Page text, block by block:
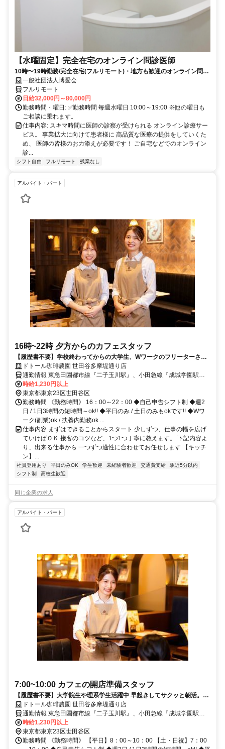
【水曜固定】完全在宅のオンライン問診医師
10時〜19時勤務/完全在宅(フルリモート)・地方も歓迎のオンライン問診
業務一般社団法人博愛会
フルリモート
日給32,000円～80,000円
勤務時間・曜日: ✅勤務時間 毎週水曜日 10:00～19:00 ※他の曜日も
ご相談に乗れます。
仕事内容: スキマ時間に医師の診察が受けられる オンライン診療サー
ビス。 事業拡大に向けて患者様に 高品質な医療の提供をしていくた
め、 医師の皆様のお力添えが必要です！ ご自宅などでのオンライン
診...
シフト自由 フルリモート 残業なし
アルバイト・パート
16時~22時 夕方からのカフェスタッフ
【履歴書不要】学校終わってからの大学生、Wワークのフリーターさん
活躍中 週2日/1日3h～ok 授業やサークルとの両立応援◎バイトデビュー
も
ドトール珈琲農園 世田谷多摩堤通り店
通勤情報 東急田園都市線『二子玉川駅』、小田急線『成城学園駅』
からバス12分（徒歩25分）
時給1,230円以上
東京都東京23区世田谷区
勤務時間 《勤務時間》 16：00～22：00 ◆自己申告シフト制 ◆週2
日 / 1日3時間の短時間～ok!! ◆平日のみ / 土日のみもokです!! ◆Wワ
ーク(副業)ok / 扶養内勤務ok ...
仕事内容 まずはできることからスタート 少しずつ、仕事の幅を広げ
ていけばＯＫ 接客のコツなど、1つ1つ丁寧に教えます。 下記内容よ
り、出来る仕事から 一つずつ適性に合わせてお任せします 【キッチ
ン】...
社員登用あり 平日のみOK 学生歓迎 未経験者歓迎 交通費支給
駅近5分以内
シフト制
高校生歓迎
同じ企業の求人
アルバイト・パート
7:00~10:00 カフェの開店準備スタッフ
【履歴書不要】大学院生や理系学生活躍中 早起きしてサクッと朝活。効
率よく稼げてプライベートも充実 wワーク大歓迎 短時間勤務ok
ドトール珈琲農園 世田谷多摩堤通り店
通勤情報 東急田園都市線『二子玉川駅』、小田急線『成城学園駅』
からバス12分（徒歩25分）
時給1,230円以上
東京都東京23区世田谷区
勤務時間 《勤務時間》 【平日】8：00～10：00 【土・日祝】7：00